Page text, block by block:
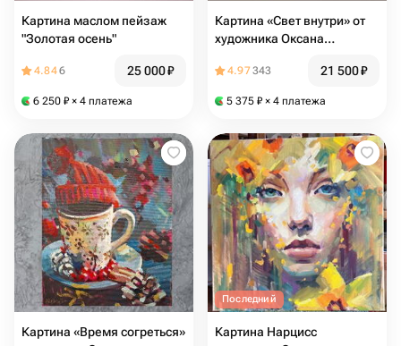
Картина маслом пейзаж
"Золотая осень"
4.846 25 000₽
6 250 ₽ × 4 платежа
Картина «Свет внутри» от
художника Оксана
4.97343 21 500₽
5 375 ₽ × 4 платежа
Картина «Время согреться»
Последний
Картина Нарцисс